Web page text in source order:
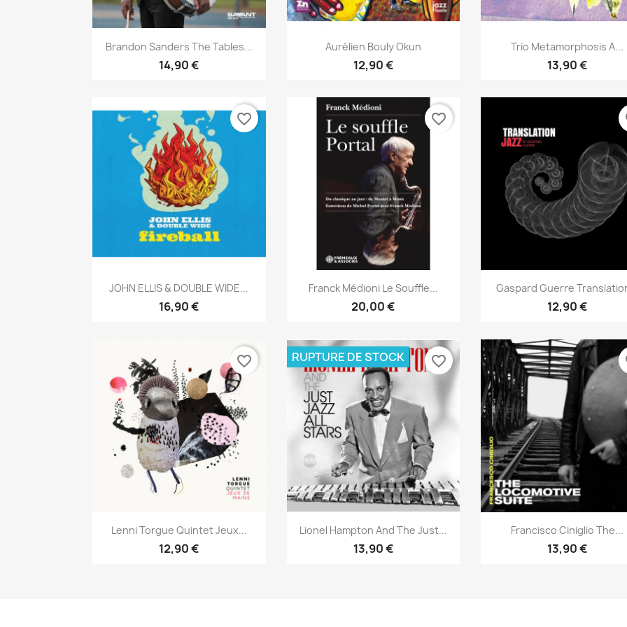
 Aperçu rapide
Brandon Sanders The Tables...
14,90 €
Aperçu rapide
Aurélien Bouly Okun
12,90 €
Aperçu rapide
Trio Metamorphosis A...
13,90 €
 Aperçu rapide
JOHN ELLIS & DOUBLE WIDE...
16,90 €
favorite_border
Aperçu rapide
Franck Médioni Le Souffle...
20,00 €
favorite_border
Aperçu rapide
Gaspard Guerre
12,90 €
Aperçu rapide
Lenni Torgue Quintet Jeux...
12,90 €
favorite_border
Aperçu rapide
Lionel Hampton And The Just...
13,90 €
RUPTURE DE STOCK favorite_border
Aperçu rapide
Francisco Ciniglio The...
13,90 €